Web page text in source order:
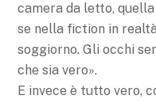
camera da letto,
se nella fiction in
soggiorno. Gli occhi
che sia vero».
E invece è tutto vero,